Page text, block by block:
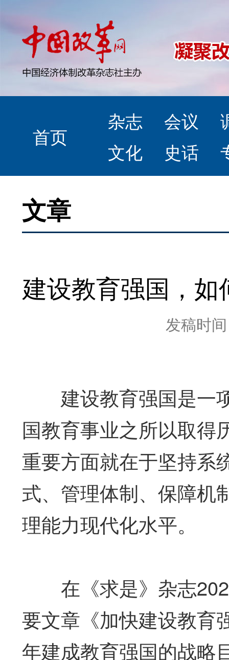
首页
杂志 会议
文化
史话
文章
建设教育强国，如
发稿时
建设教育强国是一
国教育事业之所以取得
重要方面就在于坚持系
式、管理体制、保障机
理能力现代化水平。
在《求是》杂志
要文章《加快建设教育
年建成教育强国的战略